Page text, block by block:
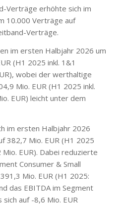
Verträge erhöhte sich im
10.000 Verträge auf
Verträge.
im ersten Halbjahr 2026 um
(H1 2025 inkl. 1&1
wobei der werthaltige
Mio. EUR (H1 2025 inkl.
EUR) leicht unter dem
im ersten Halbjahr 2026
382,7 Mio. EUR (H1 2025
EUR). Dabei reduzierte
Consumer & Small
Mio. EUR (H1 2025:
das EBITDA im Segment
auf -8,6 Mio. EUR